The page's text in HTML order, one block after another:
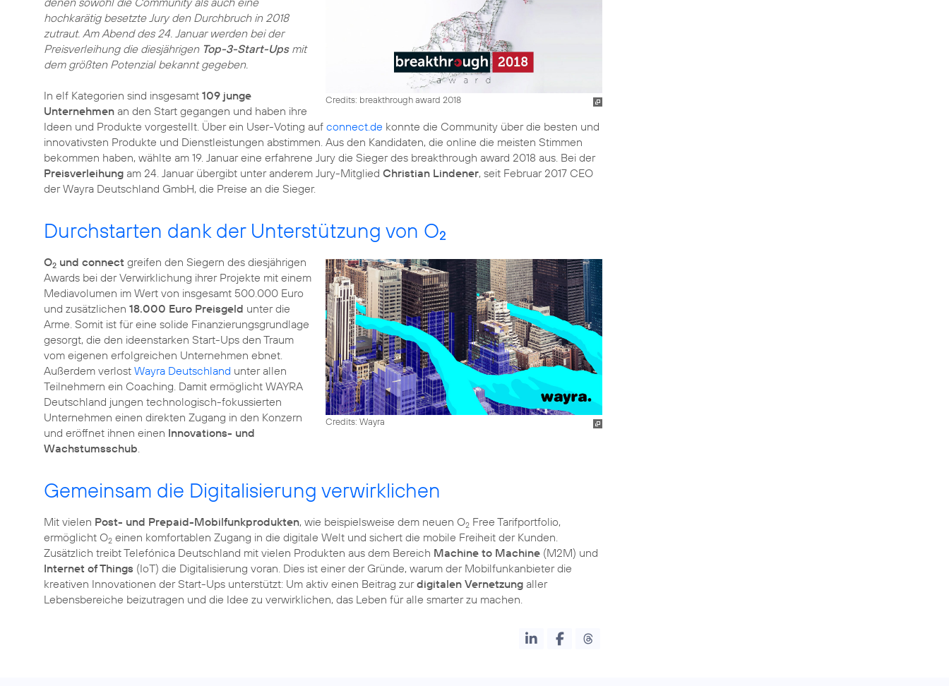
Credits: breakthrough award 2018
hochkarätig besetzte Jury den Durchbruch in 2018
zutraut. Am Abend des 24. Januar werden bei der
Preisverleihung die diesjährigen Top-3-Start-Upsmit
dem größten Potenzial bekannt gegeben.
In elf Kategorien sind insgesamt 109 junge
Unternehmen an den Start gegangen und haben ihre
Ideen und Produkte vorgestellt. Über ein User-Voting auf connect.de konnte die Community über die besten und
innovativsten Produkte und Dienstleistungen abstimmen. Aus den Kandidaten, die online die meisten Stimmen
bekommen haben, wählte am 19. Januar eine erfahrene Jury die Sieger des breakthrough award 2018 aus. Bei der
Preisverleihung am 24. Januar übergibt unter anderem Jury-Mitglied Christian Lindener, seit Februar 2017 CEO
der Wayra Deutschland GmbH, die Preise an die Sieger.
Durchstarten dank der Unterstützung von O2
Credits: Wayra
O2 und connect greifen den Siegern des diesjährigen
Awards bei der Verwirklichung ihrer Projekte mit einem
Mediavolumen im Wert von insgesamt 500.000 Euro
und zusätzlichen 18.000 Euro Preisgeld unter die
Arme. Somit ist für eine solide Finanzierungsgrundlage
gesorgt, die den ideenstarken Start-Ups den Traum
vom eigenen erfolgreichen Unternehmen ebnet.
Außerdem verlost Wayra Deutschland unter allen
Teilnehmern ein Coaching. Damit ermöglicht WAYRA
Deutschland jungen technologisch-fokussierten
Unternehmen einen direkten Zugang in den Konzern
und eröffnet ihnen einen Innovations- und
Wachstumsschub.
Gemeinsam die Digitalisierung verwirklichen
Mit vielen Post- und Prepaid-Mobilfunkprodukten, wie beispielsweise dem neuen O2 Free Tarifportfolio,
ermöglicht O2 einen komfortablen Zugang in die digitale Welt und sichert die mobile Freiheit der Kunden.
Zusätzlich treibt Telefónica Deutschland mit vielen Produkten aus dem Bereich Machine to Machine (M2M) und
Internet of Things (IoT) die Digitalisierung voran. Dies ist einer der Gründe, warum der Mobilfunkanbieter die
kreativen Innovationen der Start-Ups unterstützt: Um aktiv einen Beitrag zurdigitalen Vernetzung aller
Lebensbereiche beizutragen und die Idee zu verwirklichen, das Leben für alle smarter zu machen.